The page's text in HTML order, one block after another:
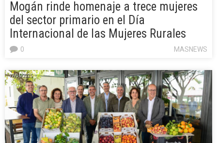
Mogán rinde homenaje a trece mujeres
del sector primario en el Día
Internacional de las Mujeres Rurales
MASNEWS
0
17/06/2025